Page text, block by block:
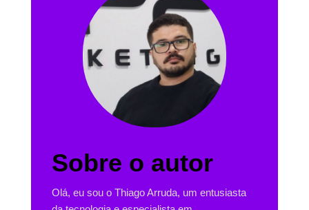
Sobre o autor
Olá, eu sou o Thiago Arruda, um entusiasta